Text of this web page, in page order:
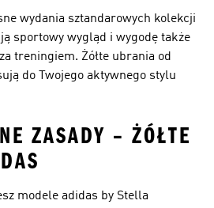
wydania sztandarowych kolekcji
sportowy wygląd i wygodę także
treningiem. Żółte ubrania od
do Twojego aktywnego stylu
ZASADY – ŻÓŁTE
modele adidas by Stella